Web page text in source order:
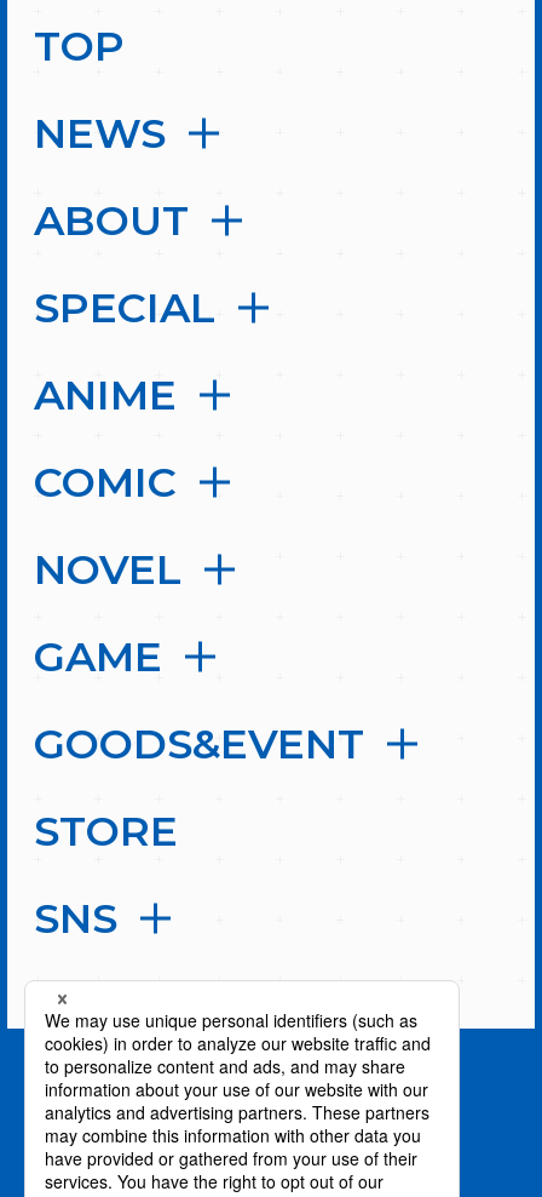
TOP
NEWS
ABOUT
SPECIAL
ANIME
COMIC
NOVEL
GAME
GOODS&EVENT
STORE
SNS
PAGE TOP